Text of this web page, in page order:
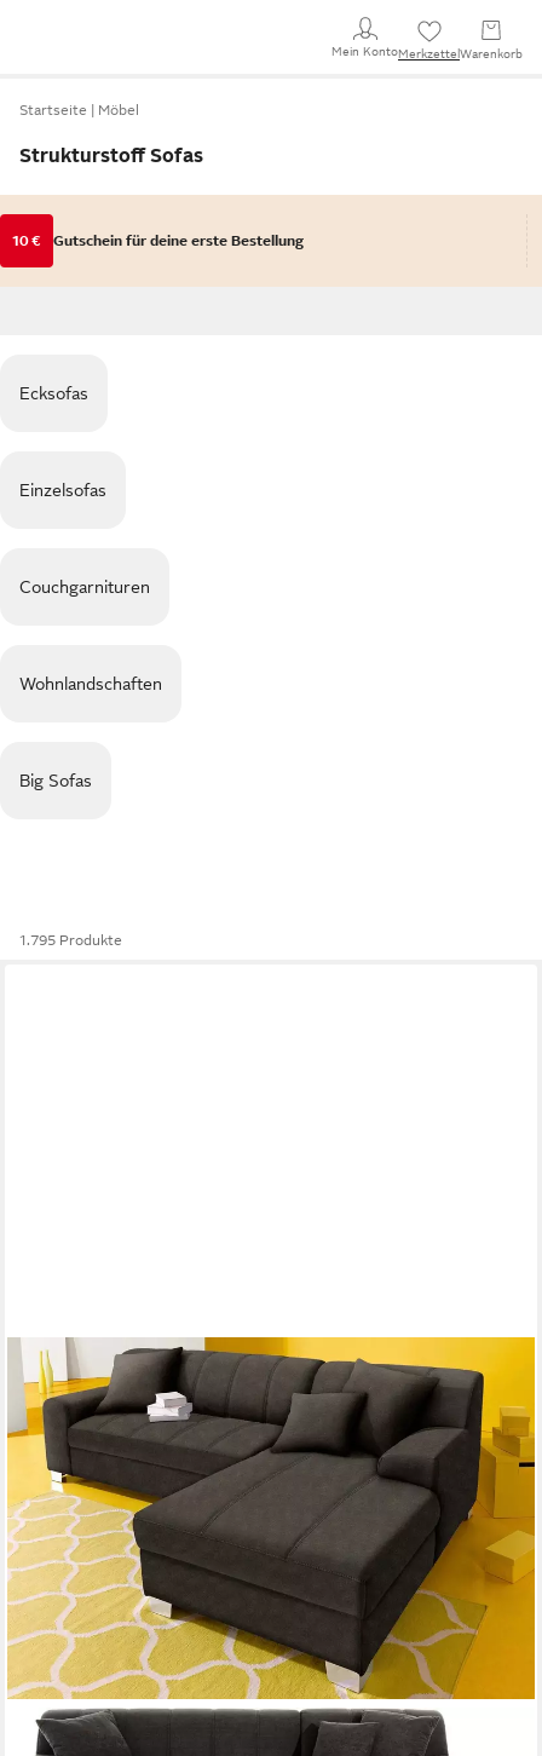
Mein KontoMerkzettel Warenkorb
Startseite Möbel
Strukturstoff Sofas
10 € Gutschein für deine erste Bestellung
Ecksofas
Einzelsofas
Couchgarnituren
Wohnlandschaften
Big Sofas
1.795 Produkte